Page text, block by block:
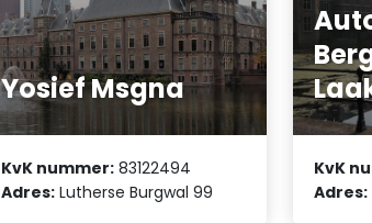
Yosief Msgna
KvK nummer: 83122494
Adres: Lutherse Burgwal 99
KvK
Adres: